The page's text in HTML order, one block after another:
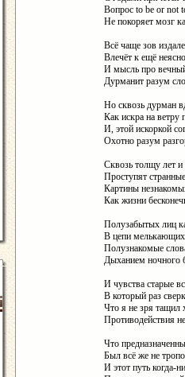
Вопрос to be or not
Не покоряет мозг
Всё чаще зов
Влечёт к ещё
И мысль про
Дурманит разум
Но сквозь дурман
Как искра на ветру
И, этой искоркой
Охотно разум
Сквозь толщу лет и
Проступят
Картины
Как жизни
Полузабытых лиц
В цепи мелькающих
Полузнакомые
Дыханием ночного
И чувства старые
В который раз
Что я не зря тащил
Противодействия
Что
Был всё же не
И этот путь когда-